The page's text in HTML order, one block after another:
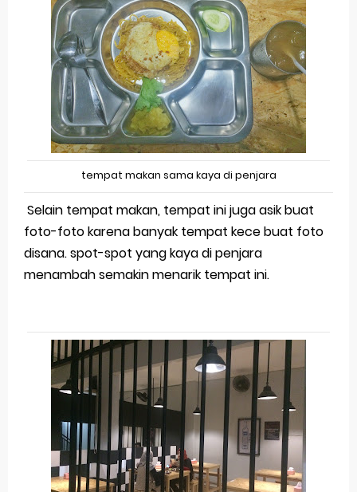
tempat makan sama kaya di penjara
Selain tempat makan, tempat ini juga asik buat
foto-foto karena banyak tempat kece buat foto
disana. spot-spot yang kaya di penjara
menambah semakin menarik tempat ini.